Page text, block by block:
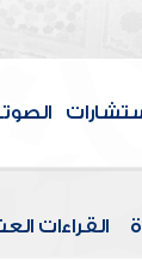
القراءات